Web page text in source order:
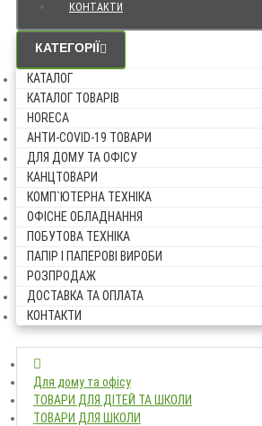
КОНТАКТИ
КАТЕГОРІЇ
КАТАЛОГ
КАТАЛОГ ТОВАРІВ
HORECA
АНТИ-COVID-19 ТОВАРИ
ДЛЯ ДОМУ ТА ОФІСУ
КАНЦТОВАРИ
КОМП`ЮТЕРНА ТЕХНІКА
ОФІСНЕ ОБЛАДНАННЯ
ПОБУТОВА ТЕХНІКА
ПАПІР І ПАПЕРОВІ ВИРОБИ
РОЗПРОДАЖ
ДОСТАВКА ТА ОПЛАТА
КОНТАКТИ
Для дому та офісу
ТОВАРИ ДЛЯ ДІТЕЙ ТА ШКОЛИ
ТОВАРИ ДЛЯ ШКОЛИ